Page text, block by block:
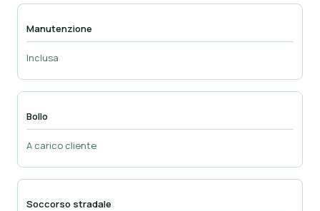
Manutenzione
Inclusa
Bollo
A carico cliente
Soccorso stradale